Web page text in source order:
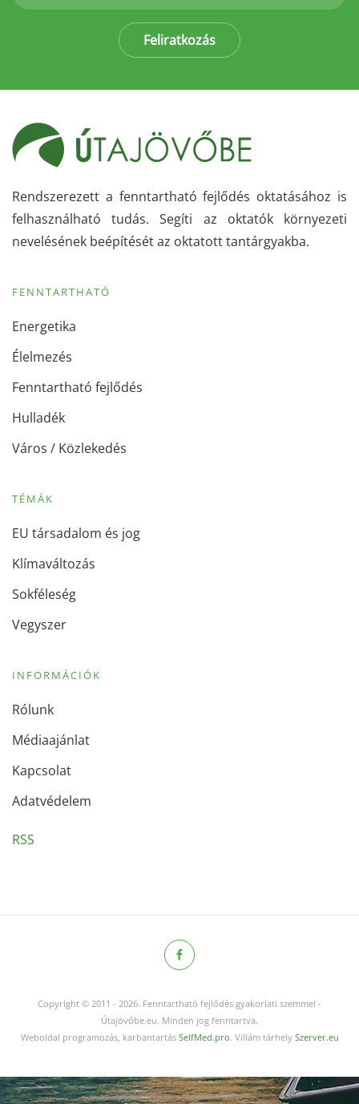
Feliratkozás
Rendszerezett a fenntartható fejlődés oktatásához is
felhasználható tudás. Segíti az oktatók környezeti
nevelésének beépítését az oktatott tantárgyakba.
FENNTARTHATÓ
Energetika
Élelmezés
Fenntartható fejlődés
Hulladék
Város / Közlekedés
TÉMÁK
EU társadalom és jog
Klímaváltozás
Sokféleség
Vegyszer
INFORMÁCIÓK
Rólunk
Médiaajánlat
Kapcsolat
Adatvédelem
RSS
Copyright © 2011 - 2026. Fenntartható fejlődés gyakorlati szemmel -
Útajövőbe.eu. Minden jog fenntartva.
Weboldal programozás, karbantartás SelfMed.pro. Villám tárhely Szerver.eu